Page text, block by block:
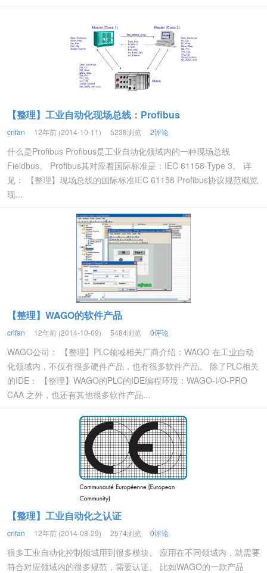
【整理】工业自动化现场总线：Profibus
crifan 12年前 (2014-10-11) 5238浏览 2评论
什么是Profibus Profibus是工业自动化领域内的一种现场总线
Fieldbus。 Profibus其对应着国际标准是：IEC 61158-Type 3。 详
见： 【整理】现场总线的国际标准IEC 61158 Profibus协议规范概览
现...
【整理】WAGO的软件产品
crifan 12年前 (2014-10-09) 5484浏览 0评论
WAGO公司： 【整理】PLC领域相关厂商介绍：WAGO 在工业自动
化领域内，不仅有很多硬件产品，也有很多软件产品。 除了PLC相关
的IDE： 【整理】WAGO的PLC的IDE编程环境：WAGO-I/O-PRO
CAA 之外，也还有其他很多软件产品...
【整理】工业自动化之认证
crifan 12年前 (2014-08-29) 2574浏览 0评论
很多工业自动化控制领域用到很多模块。 应用在不同领域内，就需要
符合对应领域内的很多规范，需要认证。 比如WAGO的一款产品